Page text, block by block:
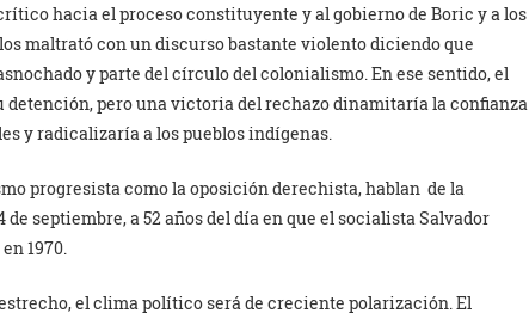
hacia el proceso constituyente y al gobierno de Boric y a los
maltrató con un discurso bastante violento diciendo que
y parte del círculo del colonialismo. En ese sentido, el
detención, pero una victoria del rechazo dinamitaría la confianza
y radicalizaría a los pueblos indígenas.
progresista como la oposición derechista, hablan de la
de septiembre, a 52 años del día en que el socialista Salvador
1970.
el clima político será de creciente polarización. El